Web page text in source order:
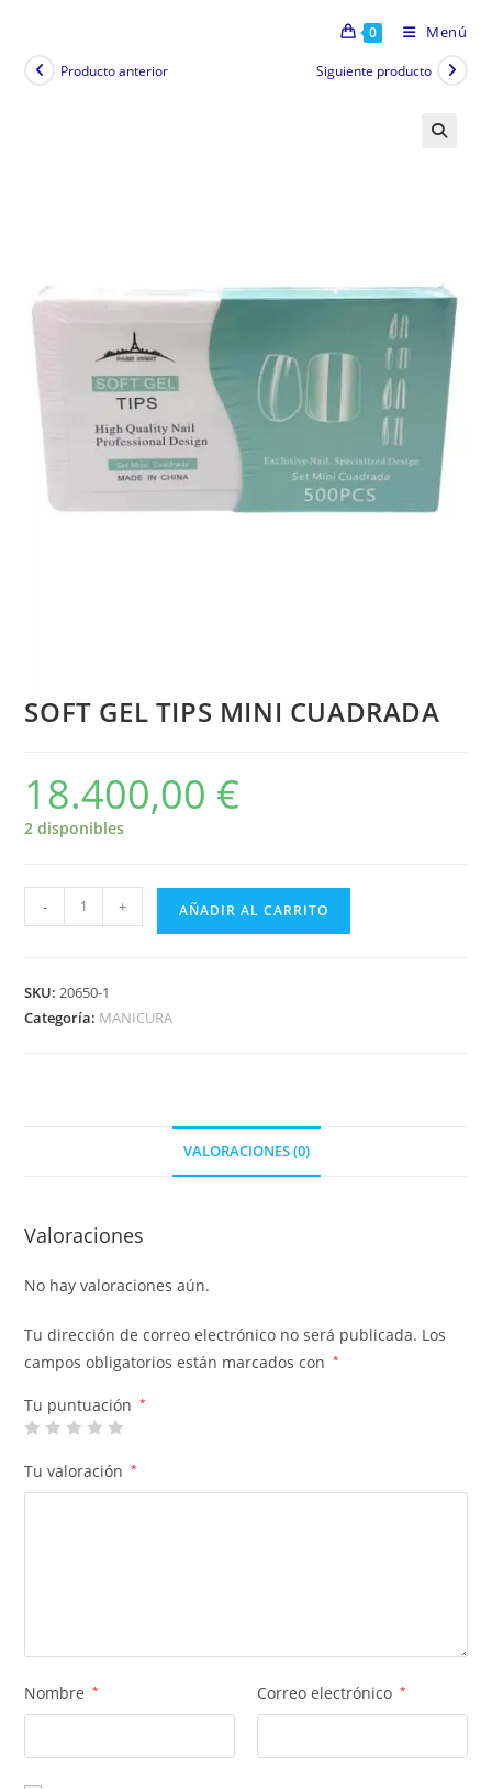
0 Menú
Producto anterior Siguiente producto
SOFT GEL TIPS MINI CUADRADA
18.400,00 €
2 disponibles
- + AÑADIR AL CARRITO
SKU: 20650-1
Categoría: MANICURA
VALORACIONES (0)
Valoraciones
No hay valoraciones aún.
Tu dirección de correo electrónico no será publicada. Los
campos obligatorios están marcados con
*
Tu puntuación *
Tu valoración *
Nombre * Correo electrónico *